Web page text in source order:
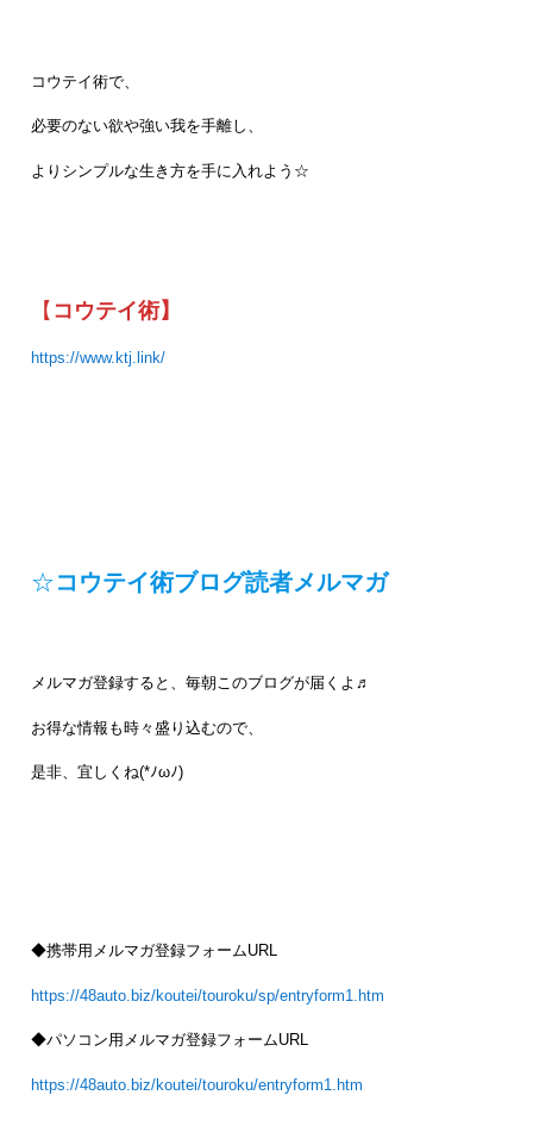
コウテイ術で、
必要のない欲や強い我を手離し、
よりシンプルな生き方を手に入れよう☆
【 コウテイ術】
https://www.ktj.link/
☆コウテイ術ブログ読者メルマガ
メルマガ登録すると、毎朝このブログが届くよ♬
お得な情報も時々盛り込むので、
是非、宜しくね(*ﾉωﾉ)
◆携帯用メルマガ登録フォームURL
https://48auto.biz/koutei/touroku/sp/entryform1.htm
◆パソコン用メルマガ登録フォームURL
https://48auto.biz/koutei/touroku/entryform1.htm